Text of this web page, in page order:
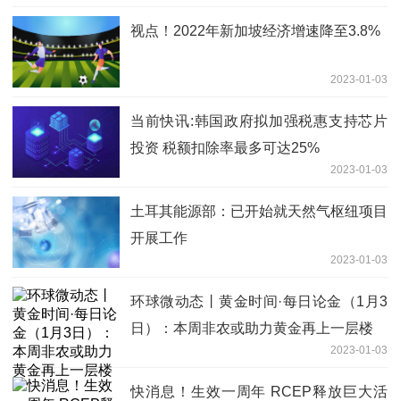
视点！2022年新加坡经济增速降至3.8%
2023-01-03
当前快讯:韩国政府拟加强税惠支持芯片
投资 税额扣除率最多可达25%
2023-01-03
土耳其能源部：已开始就天然气枢纽项目
开展工作
2023-01-03
环球微动态丨黄金时间·每日论金（1月3
日）：本周非农或助力黄金再上一层楼
2023-01-03
快消息！生效一周年 RCEP释放巨大活